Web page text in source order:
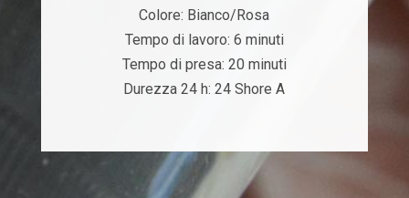
Colore: Bianco/Rosa
Tempo di lavoro: 6 minuti
Tempo di presa: 20 minuti
Durezza 24 h: 24 Shore A